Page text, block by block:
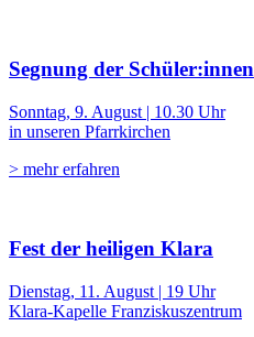
Segnung der Schüler:innen
Sonntag, 9. August | 10.30 Uhr
in unseren Pfarrkirchen
> mehr erfahren
Fest der heiligen Klara
Dienstag, 11. August | 19 Uhr
Klara-Kapelle Franziskuszentrum